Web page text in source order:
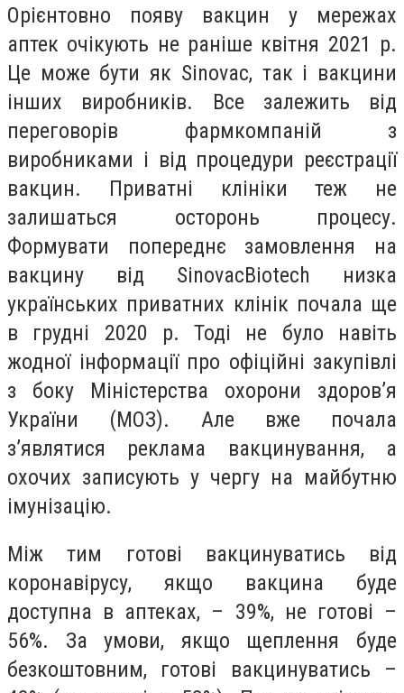
Орієнтовно появу вакцин у мережах
аптек очікують не раніше квітня 2021 р.
Це може бути як Sinovac, так і вакцини
інших виробників. Все залежить від
переговорів фармкомпаній з
виробниками і від процедури реєстрації
вакцин. Приватні клініки теж не
залишаться осторонь процесу.
Формувати попереднє замовлення на
вакцину від SinovacBiotech низка
українських приватних клінік почала ще
в грудні 2020 р. Тоді не було навіть
жодної інформації про офіційні закупівлі
з боку Міністерства охорони здоров’я
України (МОЗ). Але вже почала
з’являтися реклама вакцинування, а
охочих записують у чергу на майбутню
імунізацію.
Між тим готові вакцинуватись від
коронавірусу, якщо вакцина буде
доступна в аптеках, – 39%, не готові –
56%. За умови, якщо щеплення буде
безкоштовним, готові вакцинуватись –